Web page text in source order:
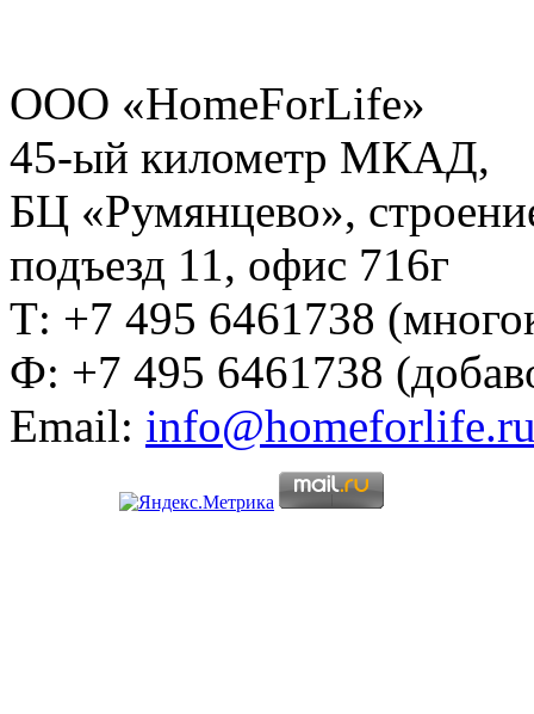
ООО «HomeForLife»
45-ый километр МКАД,
БЦ «Румянцево»,
подъезд 11, офис 716г
Т: +7 495 6461738
Ф: +7 495 6461738
Email: